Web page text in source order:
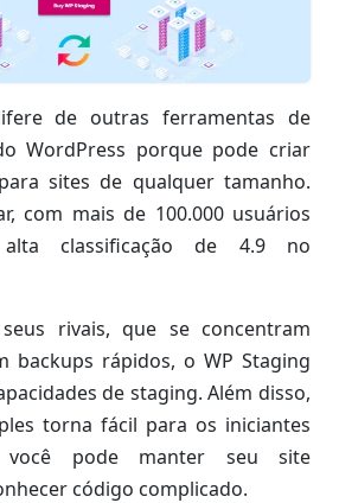
de outras ferramentas de
WordPress porque pode criar
sites de qualquer tamanho.
com mais de 100.000 usuários
classificação de 4.9 no
rivais, que se concentram
backups rápidos, o WP Staging
de staging. Além disso,
torna fácil para os iniciantes
você pode manter seu site
código complicado.